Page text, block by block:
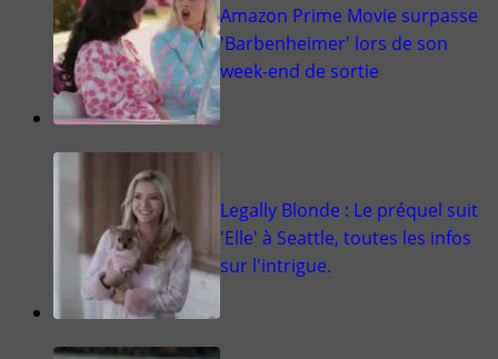
Amazon Prime Movie surpasse
'Barbenheimer' lors de son
week-end de sortie
Legally Blonde : Le préquel suit
'Elle' à Seattle, toutes les infos
sur l'intrigue.